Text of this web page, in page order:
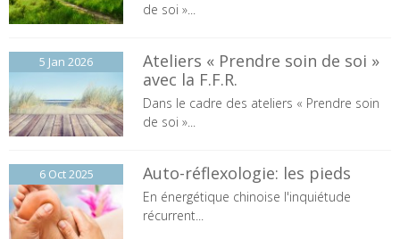
de soi »...
5 Jan 2026
Ateliers « Prendre soin de soi »
avec la F.F.R.
Dans le cadre des ateliers « Prendre soin
de soi »...
6 Oct2025 Auto-réflexologie: les pieds
En énergétique chinoise l'inquiétude
récurrent...